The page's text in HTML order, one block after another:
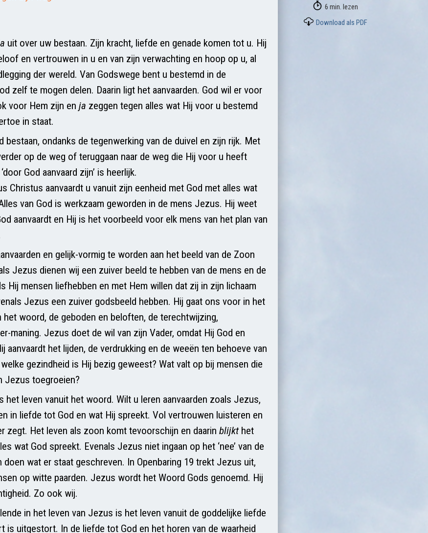
uit over uw bestaan. Zijn kracht, liefde en genade komen tot u. Hij
en vertrouwen in u en van zijn verwachting en hoop op u, al
der wereld. Van Godswege bent u bestemd in de
zelf te mogen delen. Daarin ligt het aanvaarden. God wil er voor
voor Hem zijn en ja zeggen tegen alles wat Hij voor u bestemd
in staat.
bestaan, ondanks de tegenwerking van de duivel en zijn rijk. Met
op de weg of teruggaan naar de weg die Hij voor u heeft
God aanvaard zijn’ is heerlijk.
Christus aanvaardt u vanuit zijn eenheid met God met alles wat
van God is werkzaam geworden in de mens Jezus. Hij weet
aanvaardt en Hij is het voorbeeld voor elk mens van het plan van
en gelijk-vormig te worden aan het beeld van de Zoon
Jezus dienen wij een zuiver beeld te hebben van de mens en de
Hij mensen liefhebben en met Hem willen dat zij in zijn lichaam
Jezus een zuiver godsbeeld hebben. Hij gaat ons voor in het
het woord, de geboden en beloften, de terechtwijzing,
maning. Jezus doet de wil van zijn Vader, omdat Hij God en
aanvaardt het lijden, de verdrukking en de weeën ten behoeve van
gezindheid is Hij bezig geweest? Wat valt op bij mensen die
Jezus toegroeien?
het leven vanuit het woord. Wilt u leren aanvaarden zoals Jezus,
in liefde tot God en wat Hij spreekt. Vol vertrouwen luisteren en
zegt. Het leven als zoon komt tevoorschijn en daarin blijkt het
wat God spreekt. Evenals Jezus niet ingaan op het ‘nee’ van de
doen wat er staat geschreven. In Openbaring 19 trekt Jezus uit,
op witte paarden. Jezus wordt het Woord Gods genoemd. Hij
Zo ook wij.
in het leven van Jezus is het leven vanuit de goddelijke liefde
is uitgestort. In de liefde tot God en het horen van de waarheid
6 min. lezen
Download als PDF